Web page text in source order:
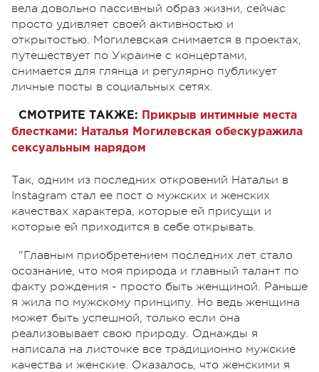
вела довольно пассивный образ жизни, сейчас
просто удивляет своей активностью и
открытостью. Могилевская снимается в проектах,
путешествует по Украине с концертами,
снимается для глянца и регулярно публикует
личные посты в социальных сетях.
СМОТРИТЕ ТАКЖЕ:
Прикрыв интимные места
блестками: Наталья Могилевская обескуражила
сексуальным нарядом
Так, одним из последних откровений Натальи в
Instagram стал ее пост о мужских и женских
качествах характера, которые ей присущи и
которые ей приходится в себе открывать.
"Главным приобретением последних лет стало
осознание, что моя природа и главный талант по
факту рождения - просто быть женщиной. Раньше
я жила по мужскому принципу. Но ведь женщина
может быть успешной, только если она
реализовывает свою природу. Однажды я
написала на листочке все традиционно мужские
качества и женские. Оказалось, что женскими я